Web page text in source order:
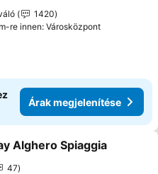
1420
re innen: Városközpont
Árak megjelenítése
a kedvencekhez
Alghero Spiaggia
47